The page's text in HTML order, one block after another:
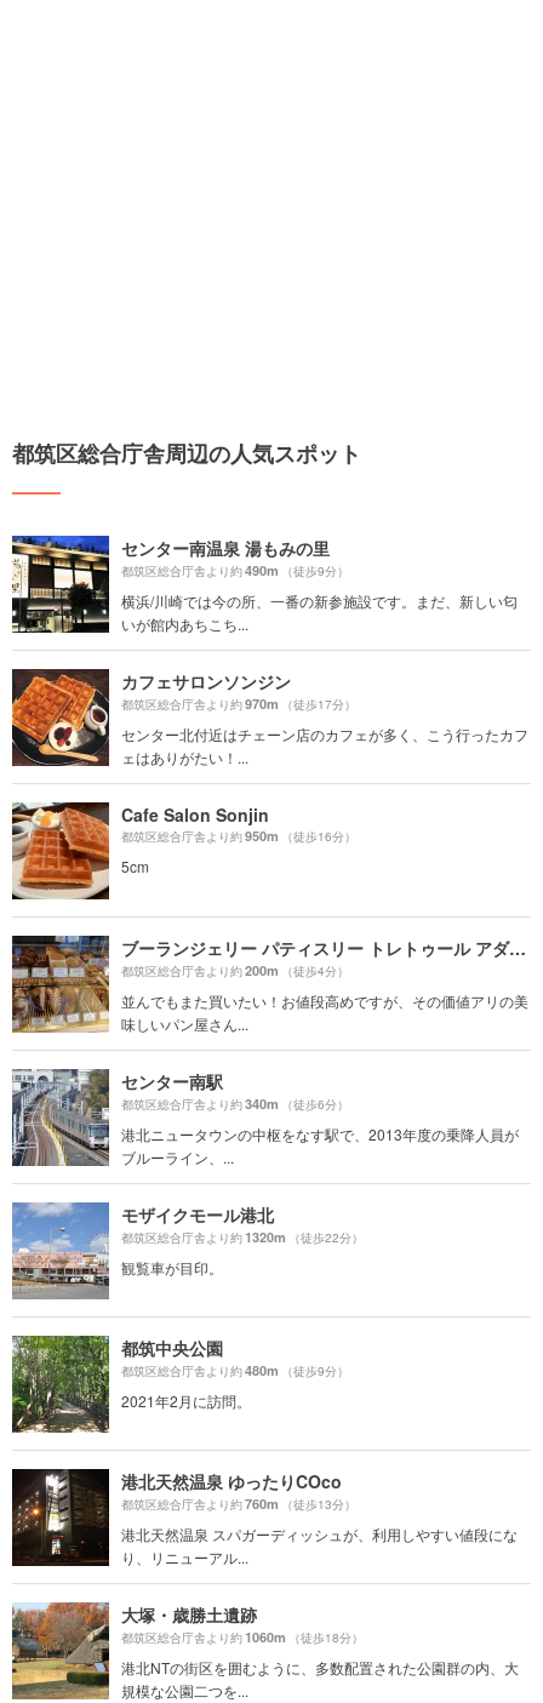
都筑区総合庁舎周辺の人気スポット
センター南温泉 湯もみの里
都筑区総合庁舎より約490m （徒歩9分）
横浜/川崎では今の所、一番の新参施設です。まだ、新しい匂
いが館内あちこち...
カフェサロンソンジン
都筑区総合庁舎より約970m （徒歩17分）
センター北付近はチェーン店のカフェが多く、こう行ったカフ
ェはありがたい！...
Cafe Salon Sonjin
都筑区総合庁舎より約950m （徒歩16分）
5cm
ブーランジェリー パティスリー トレトゥール アダチ（Boulangerie Patisserie Traiteur ADACHI）
都筑区総合庁舎より約200m （徒歩4分）
並んでもまた買いたい！お値段高めですが、その価値アリの美
味しいパン屋さん...
センター南駅
都筑区総合庁舎より約340m （徒歩6分）
港北ニュータウンの中枢をなす駅で、2013年度の乗降人員が
ブルーライン、...
モザイクモール港北
都筑区総合庁舎より約1320m （徒歩22分）
観覧車が目印。
都筑中央公園
都筑区総合庁舎より約480m （徒歩9分）
2021年2月に訪問。
港北天然温泉 ゆったりCOco
都筑区総合庁舎より約760m （徒歩13分）
港北天然温泉 スパガーディッシュが、利用しやすい値段にな
り、リニューアル...
大塚・歳勝土遺跡
都筑区総合庁舎より約1060m （徒歩18分）
港北NTの街区を囲むように、多数配置された公園群の内、大
規模な公園二つを...